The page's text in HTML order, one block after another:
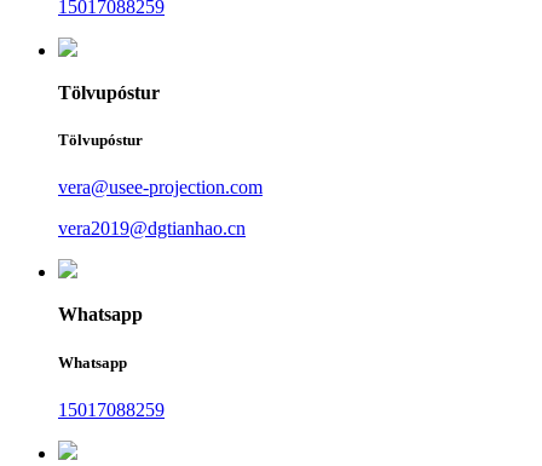
15017088259
Tölvupóstur
Tölvupóstur
vera@usee-projection.com
vera2019@dgtianhao.cn
Whatsapp
Whatsapp
15017088259